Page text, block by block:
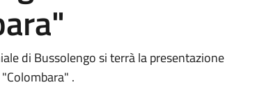
di Bussolengo si terrà la presentazione
.